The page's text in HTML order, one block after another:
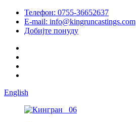
Телефон: 0755-36652637
E-mail: info@kingruncastings.com
Добијте понуду
English